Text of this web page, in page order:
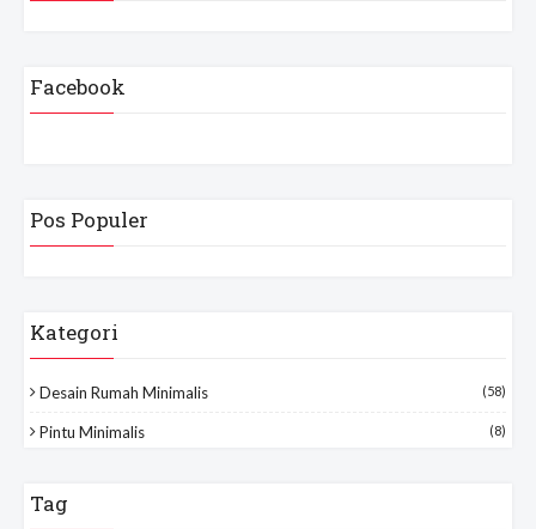
Facebook
Pos Populer
Kategori
Desain Rumah Minimalis (58)
Pintu Minimalis (8)
Tag